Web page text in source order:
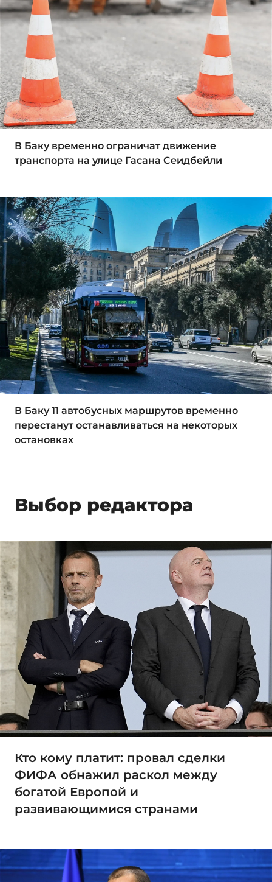
В Баку временно ограничат движение
транспорта на улице Гасана Сеидбейли
В Баку 11 автобусных маршрутов временно
перестанут останавливаться на некоторых
остановках
Выбор редактора
Кто кому платит: провал сделки
ФИФА обнажил раскол между
богатой Европой и
развивающимися странами